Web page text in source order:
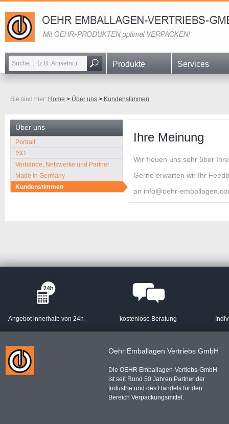
Navigation
überspringen
Produkte Services
Sie sind hier: Home > Über uns> Kundenstimmen
Ihre Meinung
Wir freuen uns sehr über
Gerne erwarten wir Ihr
an info@oehr-
Über uns
Navigation
überspringen
Portrait
ISO
Verbände, Netzwerke und Partner
Made in Germany
Kundenstimmen
Angebot innerhalb von 24h kostenlose Beratung
Oehr Emballagen Vertriebs GmbH
Die OEHR Emballagen-Vertiebs-GmbH
ist seit Rund 50 Jahren Partner der
Industrie und des Handels für den
Bereich Verpackungsmittel.